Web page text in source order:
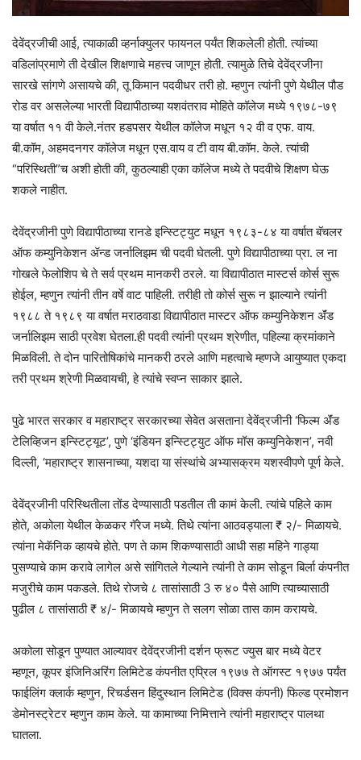
देवेंद्रजीची आई, त्याकाळी व्हर्नाक्युलर फायनल पर्यंत शिकलेली होती. त्यांच्या
वडिलांप्रमाणे ती देखील शिक्षणाचे महत्त्व जाणून होती. त्यामुळे तिचे देवेंद्रजीना
सारखे सांगणे असायचे की, तू किमान पदवीधर तरी हो. म्हणुन त्यांनी पुणे येथील पौड
रोड वर असलेल्या भारती विद्यापीठाच्या यशवंतराव मोहिते कॉलेज मध्ये १९७८-७९
या वर्षात ११ वी केले.नंतर हडपसर येथील कॉलेज मधून १२ वी व एफ. वाय.
बी.कॉम, अहमदनगर कॉलेज मधून एस.वाय व टी वाय बी.कॉम. केले. त्यांची
“परिस्थिती”च अशी होती की, कुठल्याही एका कॉलेज मध्ये ते पदवीचे शिक्षण घेऊ
शकले नाहीत.
देवेंद्रजीनी पुणे विद्यापीठाच्या रानडे इन्स्टिट्युट मधून १९८३-८४ या वर्षात बॅचलर
ऑफ कम्युनिकेशन ॲन्ड जर्नालिझम ची पदवी घेतली. पुणे विद्यापीठाच्या प्रा. ल ना
गोखले फेलोशिप चे ते सर्व प्रथम मानकरी ठरले. या विद्यापीठात मास्टर्स कोर्स सुरू
होईल, म्हणुन त्यांनी तीन वर्षे वाट पाहिली. तरीही तो कोर्स सुरू न झाल्याने त्यांनी
१९८८ ते १९८९ या वर्षात मराठवाडा विद्यापीठात मास्टर ऑफ कम्युनिकेशन ॲंड
जर्नालिझम साठी प्रवेश घेतला.ही पदवी त्यांनी प्रथम श्रेणीत, पहिल्या क्रमांकाने
मिळविली. ते दोन पारितोषिकांचे मानकरी ठरले आणि महत्वाचे म्हणजे आयुष्यात एकदा
तरी प्रथम श्रेणी मिळवायची, हे त्यांचे स्वप्न साकार झाले.
पुढे भारत सरकार व महाराष्ट्र सरकारच्या सेवेत असताना देवेंद्रजीनी ‘फिल्म ॲंड
टेलिव्हिजन इन्स्टिट्यूट’, पुणे ‘इंडियन इन्स्टिट्युट ऑफ मॉस कम्युनिकेशन’, नवी
दिल्ली, ‘महाराष्ट्र शासनाच्या, यशदा या संस्थांचे अभ्यासक्रम यशस्वीपणे पूर्ण केले.
देवेंद्रजीनी परिस्थितीला तोंड देण्यासाठी पडतील ती कामं केली. त्यांचे पहिले काम
होते, अकोला येथील केळकर गॅरेज मध्ये. तिथे त्यांना आठवड्याला ₹ २/- मिळायचे.
त्यांना मेकॅनिक व्हायचे होते. पण ते काम शिकण्यासाठी आधी सहा महिने गाड्या
पुसण्याचे काम करावे लागेल असे सांगितले गेल्याने त्यांनी ते काम सोडून बिर्ला कंपनीत
मजुरीचे काम पकडले. तिथे रोजचे ८ तासांसाठी 3 रु ४० पैसे आणि त्याच्यासाठी
पुढील ८ तासांसाठी ₹ ४/- मिळायचे म्हणुन ते सलग सोळा तास काम करायचे.
अकोला सोडून पुण्यात आल्यावर देवेंद्रजीनी दर्शन फ्रूट ज्युस बार मध्ये वेटर
म्हणून, कूपर इंजिनिअरिंग लिमिटेड कंपनीत एप्रिल १९७७ ते ऑगस्ट १९७७ पर्यंत
फाईलिंग क्लार्क म्हणुन, रिचर्डसन हिंदुस्थान लिमिटेड (विक्स कंपनी) फिल्ड प्रमोशन
डेमोनस्ट्रेटर म्हणुन काम केले. या कामाच्या निमित्ताने त्यांनी महाराष्ट्र पालथा
घातला.